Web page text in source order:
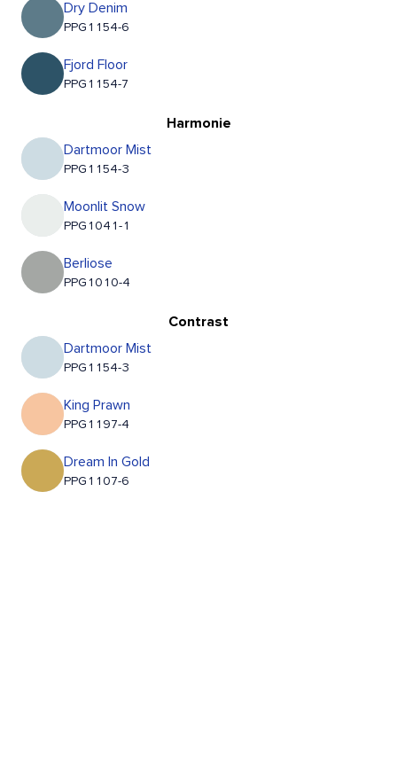
Dry Denim
PPG1154-6
Fjord Floor
PPG1154-7
Harmonie
Dartmoor Mist
PPG1154-3
Moonlit Snow
PPG1041-1
Berliose
PPG1010-4
Contrast
Dartmoor Mist
PPG1154-3
King Prawn
PPG1197-4
Dream In Gold
PPG1107-6